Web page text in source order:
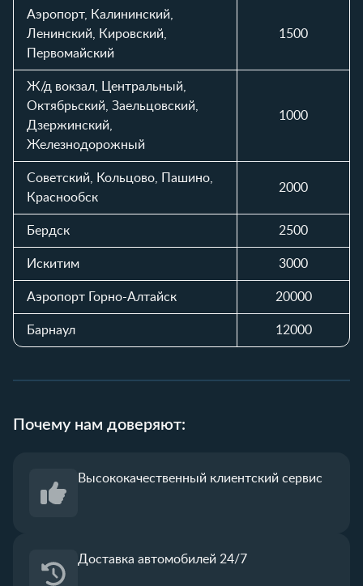
Таблица стоимости доставки автомобиля по районам и
Аэропорт, Калининский,
Ленинский, Кировский,
Первомайский
1500
Ж/д вокзал, Центральный,
Октябрьский, Заельцовский,
Дзержинский,
Железнодорожный
1000
Советский, Кольцово, Пашино,
Краснообск
2000
Бердск 2500
Искитим 3000
Аэропорт Горно-Алтайск 20000
Барнаул 12000
Почему нам доверяют:
Высококачественный клиентский сервис
Доставка автомобилей 24/7